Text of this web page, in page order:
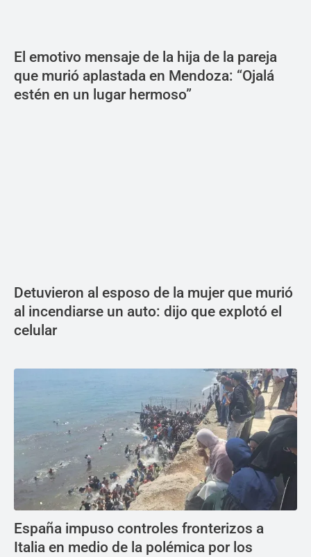
El emotivo mensaje de la hija de la pareja
que murió aplastada en Mendoza: “Ojalá
estén en un lugar hermoso”
Detuvieron al esposo de la mujer que murió
al incendiarse un auto: dijo que explotó el
celular
España impuso controles fronterizos a
Italia en medio de la polémica por los